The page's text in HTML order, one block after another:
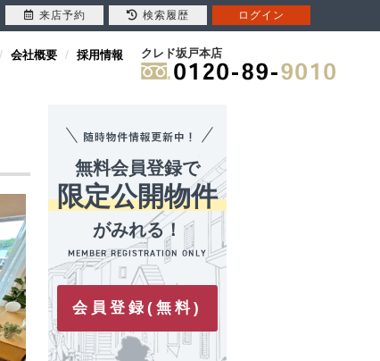
会社概要 採用情報 クレド坂戸本店
無料会員登録で
限定公開物件
がみれる！
会員登録(無料)
来店予約 検索履歴 ログイン